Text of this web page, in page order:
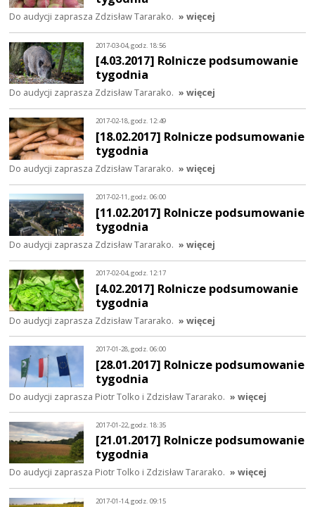
Do audycji zaprasza Zdzisław Tararako. » więcej
2017-03-04, godz. 18:56
[4.03.2017] Rolnicze podsumowanie
tygodnia
Do audycji zaprasza Zdzisław Tararako. » więcej
2017-02-18, godz. 12:49
[18.02.2017] Rolnicze podsumowanie
tygodnia
Do audycji zaprasza Zdzisław Tararako. » więcej
2017-02-11, godz. 06:00
[11.02.2017] Rolnicze podsumowanie
tygodnia
Do audycji zaprasza Zdzisław Tararako. » więcej
2017-02-04, godz. 12:17
[4.02.2017] Rolnicze podsumowanie
tygodnia
Do audycji zaprasza Zdzisław Tararako. » więcej
2017-01-28, godz. 06:00
[28.01.2017] Rolnicze podsumowanie
tygodnia
Do audycji zaprasza Piotr Tolko i Zdzisław Tararako. » więcej
2017-01-22, godz. 18:35
[21.01.2017] Rolnicze podsumowanie
tygodnia
Do audycji zaprasza Piotr Tolko i Zdzisław Tararako. » więcej
2017-01-14, godz. 09:15